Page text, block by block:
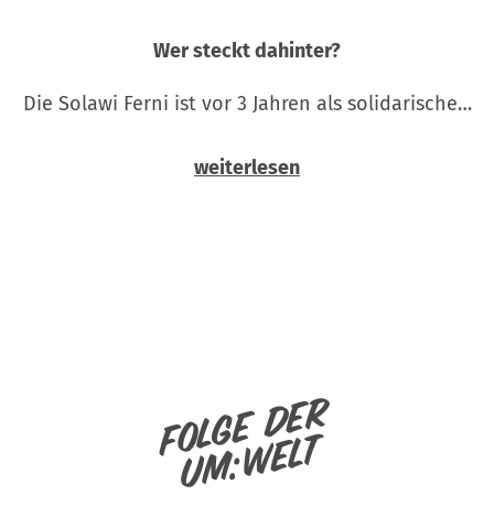
Wer steckt dahinter?
Die Solawi Ferni ist vor 3 Jahren als solidarische…
weiterlesen
Folge der
um:welt